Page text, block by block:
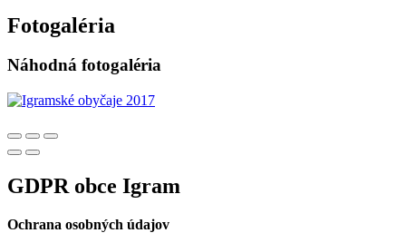
Fotogaléria
Náhodná fotogaléria
GDPR obce Igram
Ochrana osobných údajov